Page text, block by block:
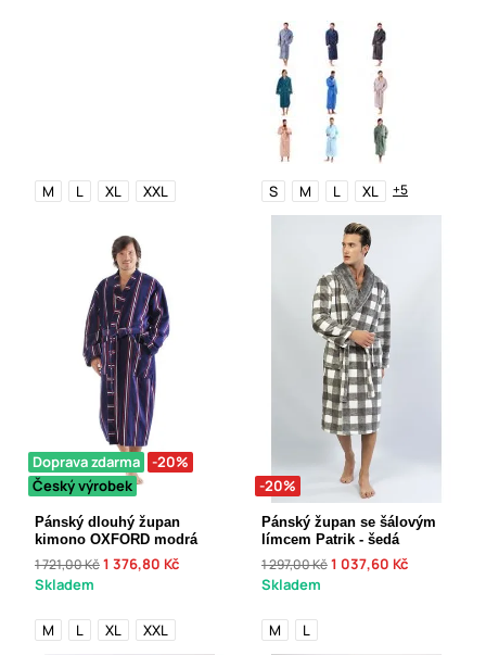
M L XL XXL S M L XL +5
Doprava zdarma
-20%
Český výrobek
Pánský dlouhý župan
kimono OXFORD modrá
1 721,00 Kč1 376,80 Kč
Skladem
M L XL XXL
-20%
Pánský župan se šálovým
límcem Patrik - šedá
1 297,00 Kč1 037,60 Kč
Skladem
M L